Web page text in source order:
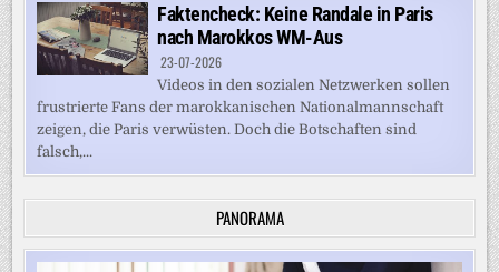
Faktencheck: Keine Randale in Paris
nach Marokkos WM-Aus
23-07-2026
Videos in den sozialen Netzwerken sollen
frustrierte Fans der marokkanischen Nationalmannschaft
zeigen, die Paris verwüsten. Doch die Botschaften sind
falsch,...
PANORAMA